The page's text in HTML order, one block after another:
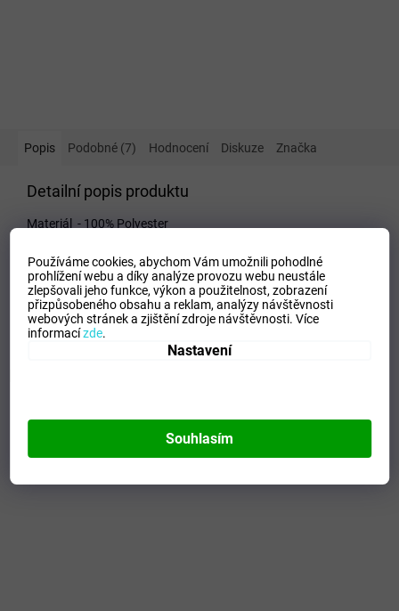
Používáme cookies, abychom Vám umožnili pohodlné
prohlížení webu a díky analýze provozu webu neustále
zlepšovali jeho funkce, výkon a použitelnost,zobrazení
přizpůsobeného obsahu a reklam, analýzy návštěvnosti
webových stránek a zjištění zdroje návštěvnosti.Více
informacízde.
Nastavení
Souhlasím
TOTÁLNÍ
Kód:114393/U2EE8501C14_XL/MIZ
Popis Podobné (7) Hodnocení Diskuze Značka
Detailní popis produktu
Materiál - 100% Polyester
VELIKOSTNÍ TABULKA_MIZUNO